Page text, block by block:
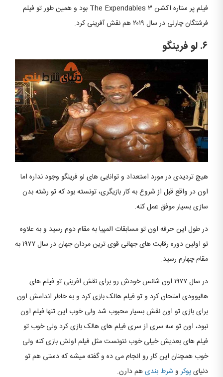
فیلم پر ستاره اکشن The Expendables ۳ بود و همین طور تو فیلم
فرشتگان چارلی در سال ۲۰۱۹ هم نقش آفرینی کرد.
۶. لو فرینگو
هیچ تردیدی در مورد استعداد و توانایی های لو فرینگو وجود نداره اما
اون در واقع قبل از شروع به کار بازیگری، تونسته بود که تو رشته بدن
سازی بسیار موفق عمل کنه.
در طول این حرفه اون تو مسابقات المپیا به مقام دوم رسید و به علاوه
تو اولین دوره رقابت های جهانی قوی ترین مردان جهان در سال ۱۹۷۷ به
مقام چهارم رسید.
در سال ۱۹۷۷ اون شانس خودش رو برای نقش افرینی تو فیلم های
هالیوودی امتحان کرد و تو فیلم هالک بازی کرد و به خاطر اندامش اون
برای بازی تو اون نقش بسیار محبوب شد ولی خوب این تنها فیلم اون
نبود، اون تو سه سری از سری فیلم های هالک بازی کرد ولی خوب تو
فیلم های بعدیش خیلی خوب نتونست مثل فیلم اولش بازی کنه ولی
خوب همچنان این کار رو انجام می ده و گفته میشه که دستی هم تو
دنیایپوکرو شرط بندیهم دارن.